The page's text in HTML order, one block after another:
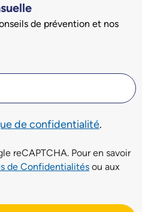
de prévention et nos
à la newsletter
de confidentialité.
reCAPTCHA. Pour en savoir
de Confidentialités ou aux